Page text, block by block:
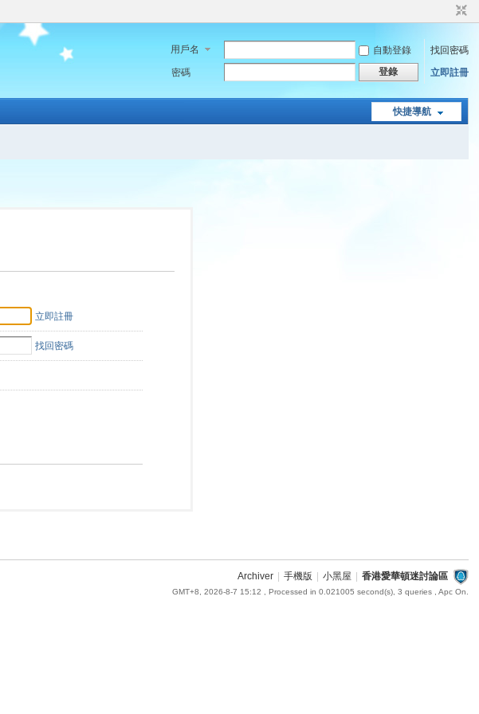
用戶名 自動登錄
找回密碼
密碼
登錄 立即註冊
快捷導航
立即註冊
找回密碼
Archiver 手機版 小黑屋 香港愛華頓迷討論區
GMT+8, 2026-8-7 15:12 , Processed in 0.021005 second(s), 3 queries , Apc On.